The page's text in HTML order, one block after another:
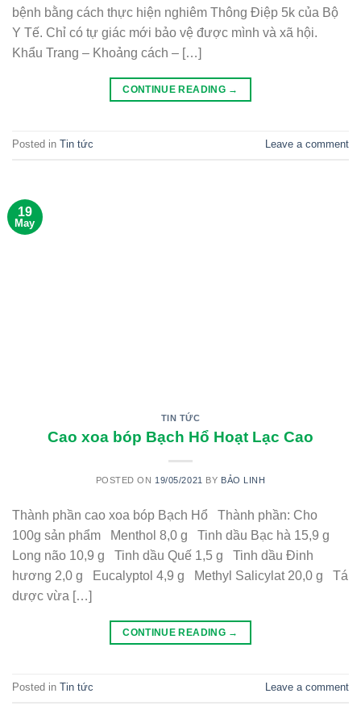
bệnh bằng cách thực hiện nghiêm Thông Điệp 5k của Bộ
Y Tế. Chỉ có tự giác mới bảo vệ được mình và xã hội.
Khẩu Trang – Khoảng cách – […]
CONTINUE READING →
Posted in Tin tức Leave a comment
19
May
TIN TỨC
Cao xoa bóp Bạch Hổ Hoạt Lạc Cao
POSTED ON 19/05/2021 BY BẢO LINH
Thành phần cao xoa bóp Bạch Hổ Thành phần: Cho
100g sản phẩm Menthol 8,0 g Tinh dầu Bạc hà 15,9 g
Long não 10,9 g Tinh dầu Quế 1,5 g Tinh dầu Đinh
hương 2,0 g Eucalyptol 4,9 g Methyl Salicylat 20,0 g Tá
dược vừa […]
CONTINUE READING →
Posted in Tin tức Leave a comment